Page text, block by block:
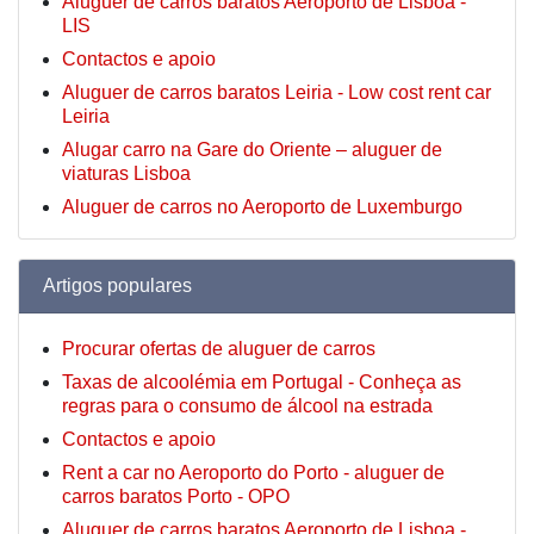
LIS
Contactos e apoio
Aluguer de carros baratos Leiria - Low cost rent car
Leiria
Alugar carro na Gare do Oriente – aluguer de
viaturas Lisboa
Aluguer de carros no Aeroporto de Luxemburgo
Artigos populares
Procurar ofertas de aluguer de carros
Taxas de alcoolémia em Portugal - Conheça as
regras para o consumo de álcool na estrada
Contactos e apoio
Rent a car no Aeroporto do Porto - aluguer de
carros baratos Porto - OPO
Aluguer de carros baratos Aeroporto de Lisboa -